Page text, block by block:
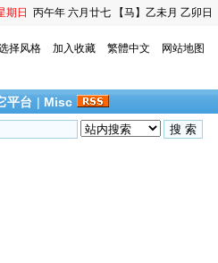
期日 丙午年 六月廿七 【马】乙未月 乙卯日
择风格 加入收藏 繁體中文 网站地图
平台 | Misc